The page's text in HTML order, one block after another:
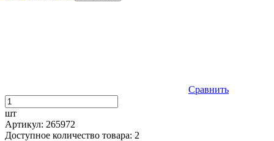
Сравнить
шт
Артикул: 265972
Доступное количество товара: 2